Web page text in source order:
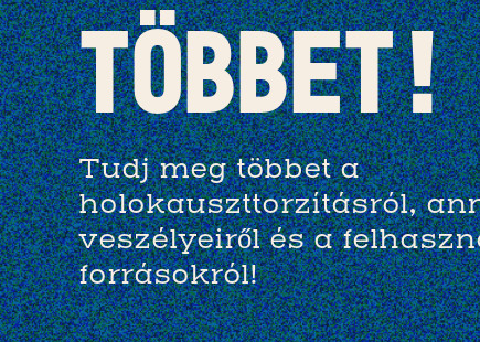
többet!
Tudj meg többet a
holokauszttorzításról,
veszélyeiről és a
forrásokról!